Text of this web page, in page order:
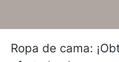
Ropa de cama: